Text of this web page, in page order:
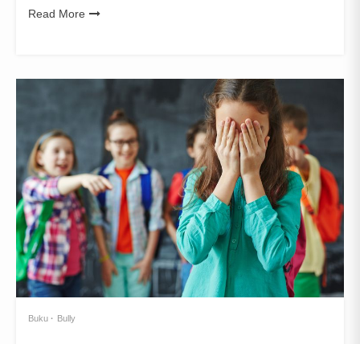
Read More
Buku Bully